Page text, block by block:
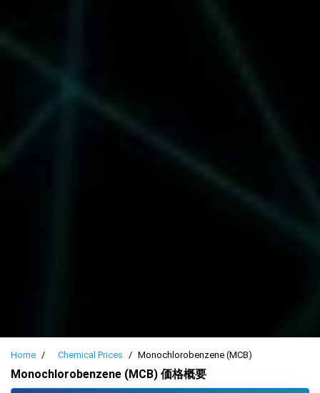
Home Chemical Prices Monochlorobenzene (MCB)
Monochlorobenzene (MCB) 価格概要